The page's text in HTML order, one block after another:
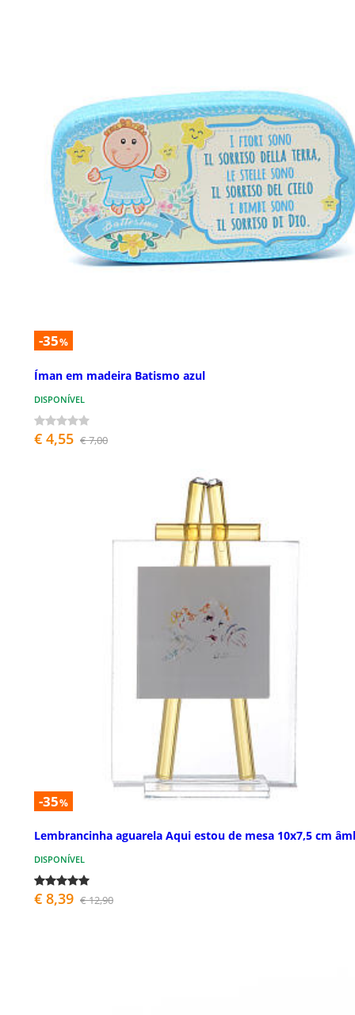
-35%
Íman em madeira Batismo azul
DISPONÍVEL
€ 4,55 € 7,00
-35%
Lembrancinha aguarela Aqui estou de mesa 10x7,5 cm
DISPONÍVEL
€ 8,39 € 12,90